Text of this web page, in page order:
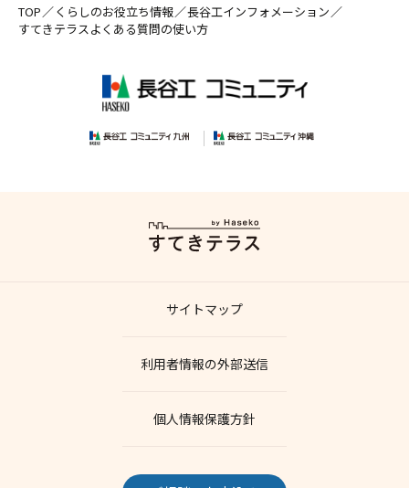
TOP くらしのお役立ち情報
長谷工インフォメーション
すてきテラスよくある質問の使い方
サイトマップ
利用者情報の外部送信
個人情報保護方針